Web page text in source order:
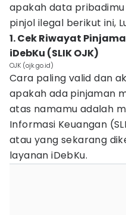
apakah data
pinjol ilegal berikut ini,
1. Cek Riwayat
iDebKu (SLIK OJK)
OJK (ojk.go.id)
Cara paling valid dan
apakah ada pinjaman
atas namamu adalah
Informasi Keuangan
atau yang sekarang
layanan iDebKu.